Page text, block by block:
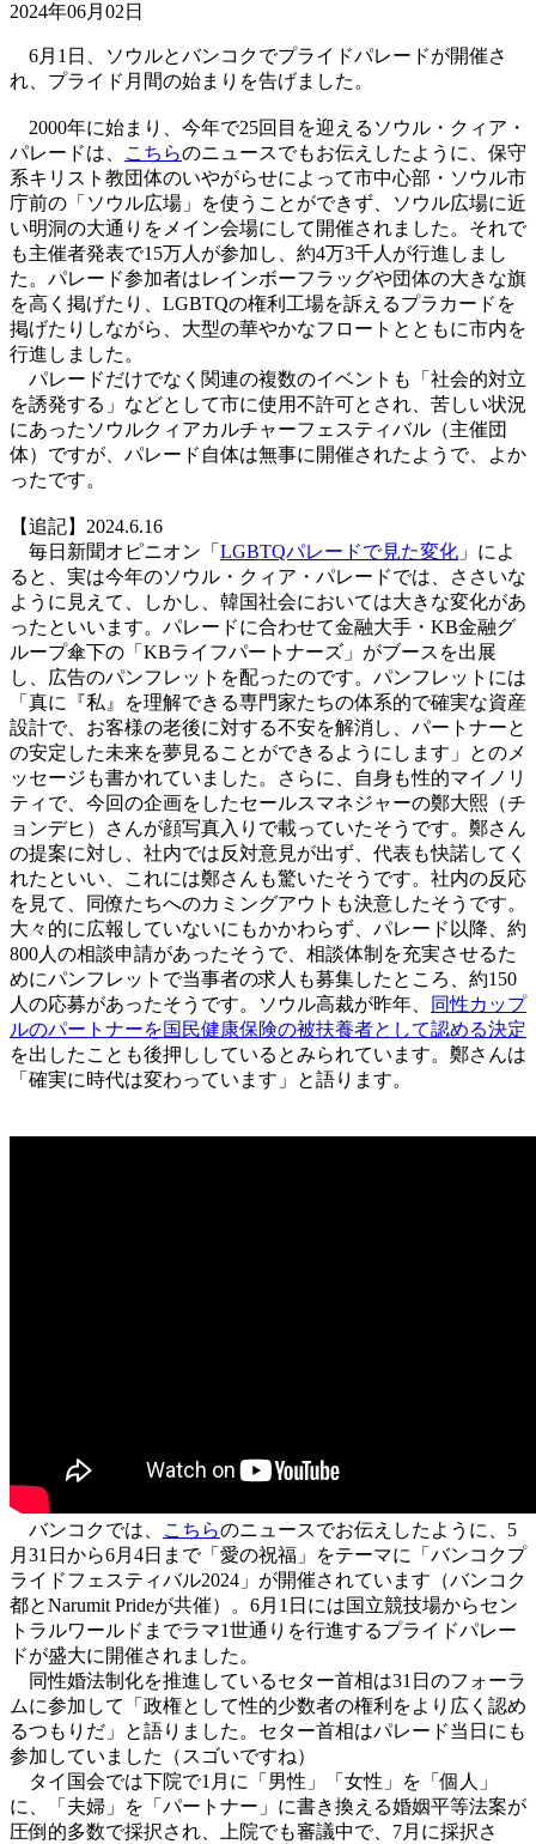
2024年06月02日
6月1日、ソウルとバンコクでプライドパレードが開催さ
れ、プライド月間の始まりを告げました。
2000年に始まり、今年で25回目を迎えるソウル・クィア・
パレードは、
こちらのニュースでもお伝えしたように、保守
系キリスト教団体のいやがらせによって市中心部・ソウル市
庁前の「ソウル広場」を使うことができず、ソウル広場に近
い明洞の大通りをメイン会場にして開催されました。それで
も主催者発表で15万人が参加し、約4万3千人が行進しまし
た。パレード参加者はレインボーフラッグや団体の大きな旗
を高く掲げたり、LGBTQの権利工場を訴えるプラカードを
掲げたりしながら、大型の華やかなフロートとともに市内を
行進しました。
パレードだけでなく関連の複数のイベントも「社会的対立
を誘発する」などとして市に使用不許可とされ、苦しい状況
にあったソウルクィアカルチャーフェスティバル（主催団
体）ですが、パレード自体は無事に開催されたようで、よか
ったです。
【追記】2024.6.16
毎日新聞オピニオン「 LGBTQパレードで見た変化 」によ
ると、実は今年のソウル・クィア・パレードでは、ささいな
ように見えて、しかし、韓国社会においては大きな変化があ
ったといいます。パレードに合わせて金融大手・KB金融グ
ループ傘下の「KBライフパートナーズ」がブースを出展
し、広告のパンフレットを配ったのです。パンフレットには
「真に『私』を理解できる専門家たちの体系的で確実な資産
設計で、お客様の老後に対する不安を解消し、パートナーと
の安定した未来を夢見ることができるようにします」とのメ
ッセージも書かれていました。さらに、自身も性的マイノリ
ティで、今回の企画をしたセールスマネジャーの鄭大熙（チ
ョンデヒ）さんが顔写真入りで載っていたそうです。鄭さん
の提案に対し、社内では反対意見が出ず、代表も快諾してく
れたといい、これには鄭さんも驚いたそうです。社内の反応
を見て、同僚たちへのカミングアウトも決意したそうです。
大々的に広報していないにもかかわらず、パレード以降、約
800人の相談申請があったそうで、相談体制を充実させるた
めにパンフレットで当事者の求人も募集したところ、約150
人の応募があったそうです。ソウル高裁が昨年、
同性カップ
ルのパートナーを国民健康保険の被扶養者として認める決定
を出したことも後押ししているとみられています。鄭さんは
「確実に時代は変わっています」と語ります。
バンコクでは、 こちらのニュースでお伝えしたように、5
月31日から6月4日まで「愛の祝福」をテーマに「バンコクプ
ライドフェスティバル2024」が開催されています（バンコク
都とNarumit Prideが共催）。6月1日には国立競技場からセン
トラルワールドまでラマ1世通りを行進するプライドパレー
ドが盛大に開催されました。
同性婚法制化を推進しているセター首相は31日のフォーラ
ムに参加して「政権として性的少数者の権利をより広く認め
るつもりだ」と語りました。セター首相はパレード当日にも
参加していました（スゴいですね）
タイ国会では下院で1月に「男性」「女性」を「個人」
に、「夫婦」を「パートナー」に書き換える婚姻平等法案が
圧倒的多数で採択され、上院でも審議中で、7月に採択さ